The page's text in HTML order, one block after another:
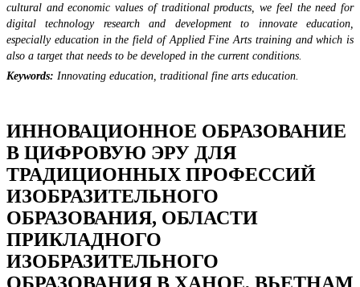
cultural and economic values of traditional products, we feel the need for
digital technology research and development to innovate education,
especially education in the field of Applied Fine Arts training and which is
also a target that needs to be developed in the current conditions.
Keywords: Innovating education, traditional fine arts education.
ИННОВАЦИОННОЕ ОБРАЗОВАНИЕ
В ЦИФРОВУЮ ЭРУ ДЛЯ
ТРАДИЦИОННЫХ ПРОФЕССИЙ
ИЗОБРАЗИТЕЛЬНОГО
ОБРАЗОВАНИЯ, ОБЛАСТИ
ПРИКЛАДНОГО
ИЗОБРАЗИТЕЛЬНОГО
ОБРАЗОВАНИЯ В ХАНОЕ, ВЬЕТНАМ